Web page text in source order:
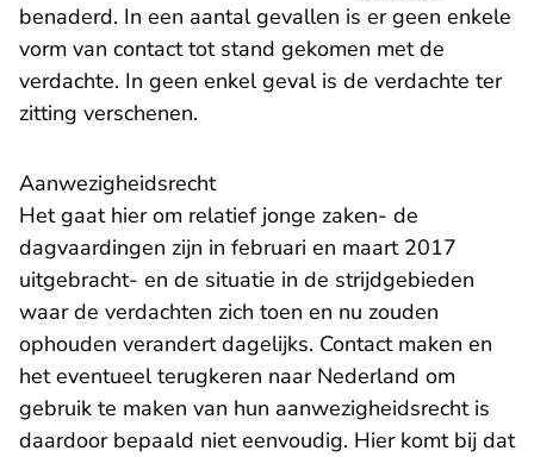
benaderd. In een aantal gevallen is er geen enkele
vorm van contact tot stand gekomen met de
verdachte. In geen enkel geval is de verdachte ter
zitting verschenen.
Aanwezigheidsrecht
Het gaat hier om relatief jonge zaken- de
dagvaardingen zijn in februari en maart 2017
uitgebracht- en de situatie in de strijdgebieden
waar de verdachten zich toen en nu zouden
ophouden verandert dagelijks. Contact maken en
het eventueel terugkeren naar Nederland om
gebruik te maken van hun aanwezigheidsrecht is
daardoor bepaald niet eenvoudig. Hier komt bij dat